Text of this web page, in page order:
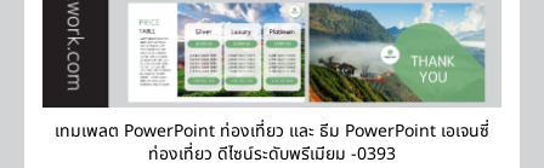
เทมเพลต PowerPoint ท่องเที่ยว และ ธีม PowerPoint เอเจนซี่
ท่องเที่ยว ดีไซน์ระดับพรีเมียม -0393